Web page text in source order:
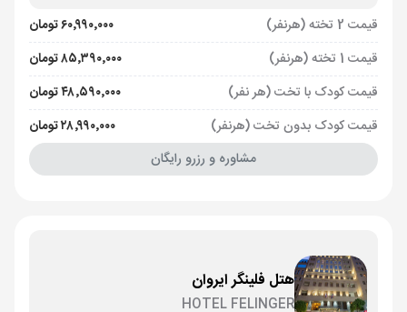
قیمت 2 تخته (هرنفر)
۶۰٬۹۹۰٬۰۰۰ تومان
قیمت 1 تخته (هرنفر)
۸۵٬۳۹۰٬۰۰۰ تومان
قیمت کودک با تخت (هر نفر)
۴۸٬۵۹۰٬۰۰۰ تومان
قیمت کودک بدون تخت (هرنفر)
۲۸٬۹۹۰٬۰۰۰ تومان
مشاوره و رزرو رایگان
هتل فلینگر ایروان
HOTEL FELINGER